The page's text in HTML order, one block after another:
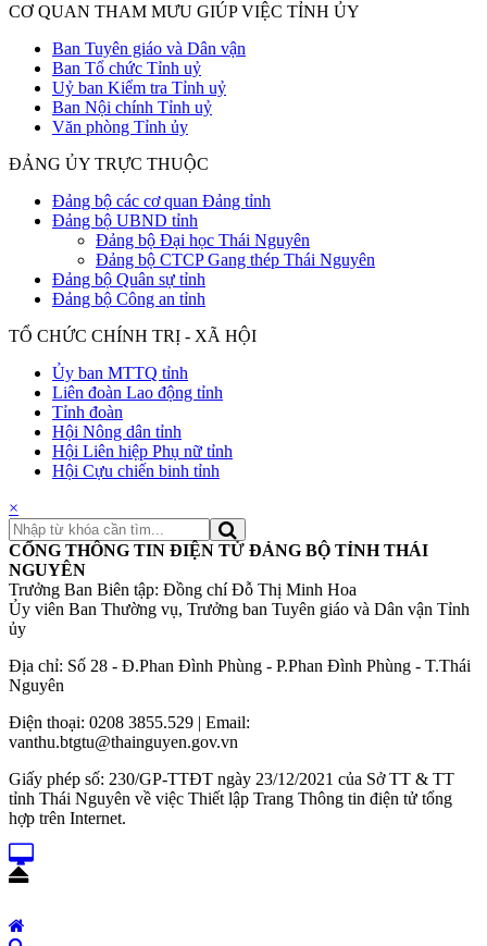
CƠ QUAN THAM MƯU GIÚP VIỆC TỈNH ỦY
Ban Tuyên giáo và Dân vận
Ban Tổ chức Tỉnh uỷ
Uỷ ban Kiểm tra Tỉnh uỷ
Ban Nội chính Tỉnh uỷ
Văn phòng Tỉnh ủy
ĐẢNG ỦY TRỰC THUỘC
Đảng bộ các cơ quan Đảng tỉnh
Đảng bộ UBND tỉnh
Đảng bộ Đại học Thái Nguyên
Đảng bộ CTCP Gang thép Thái Nguyên
Đảng bộ Quân sự tỉnh
Đảng bộ Công an tỉnh
TỔ CHỨC CHÍNH TRỊ - XÃ HỘI
Ủy ban MTTQ tỉnh
Liên đoàn Lao động tỉnh
Tỉnh đoàn
Hội Nông dân tỉnh
Hội Liên hiệp Phụ nữ tỉnh
Hội Cựu chiến binh tỉnh
×
CỔNG THÔNG TIN ĐIỆN TỬ ĐẢNG BỘ TỈNH THÁI
NGUYÊN
Trưởng Ban Biên tập: Đồng chí Đỗ Thị Minh Hoa
Ủy viên Ban Thường vụ, Trưởng ban Tuyên giáo và Dân vận Tỉnh
ủy
Địa chỉ: Số 28 - Đ.Phan Đình Phùng - P.Phan Đình Phùng - T.Thái
Nguyên
Điện thoại: 0208 3855.529 | Email:
vanthu.btgtu@thainguyen.gov.vn
Giấy phép số: 230/GP-TTĐT ngày 23/12/2021 của Sở TT & TT
tỉnh Thái Nguyên về việc Thiết lập Trang Thông tin điện tử tổng
hợp trên Internet.